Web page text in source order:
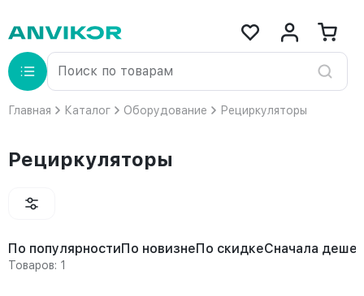
Главная Каталог Оборудование Рециркуляторы
Рециркуляторы
По популярностиПо новизнеПо скидкеСначала
Товаров: 1